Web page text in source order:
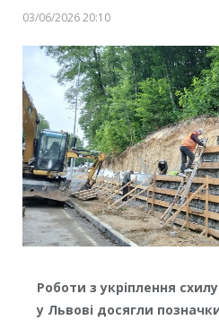
03/06/2026 20:10
Роботи з укріплення
у Львові досягли